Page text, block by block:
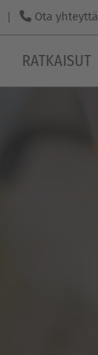
Ota yhteyttä
RATKAISUT